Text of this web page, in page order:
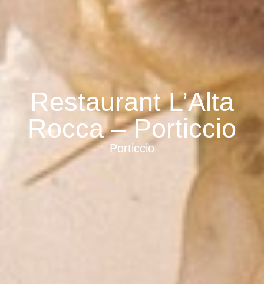
Restaurant L’Alta
Rocca – Porticcio
Porticcio